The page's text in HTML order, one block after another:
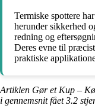
Termiske spottere
herunder sikkerhed
redning og
Deres evne til
praktiske
Artiklen Gør et Kup –
i gennemsnit fået3.2